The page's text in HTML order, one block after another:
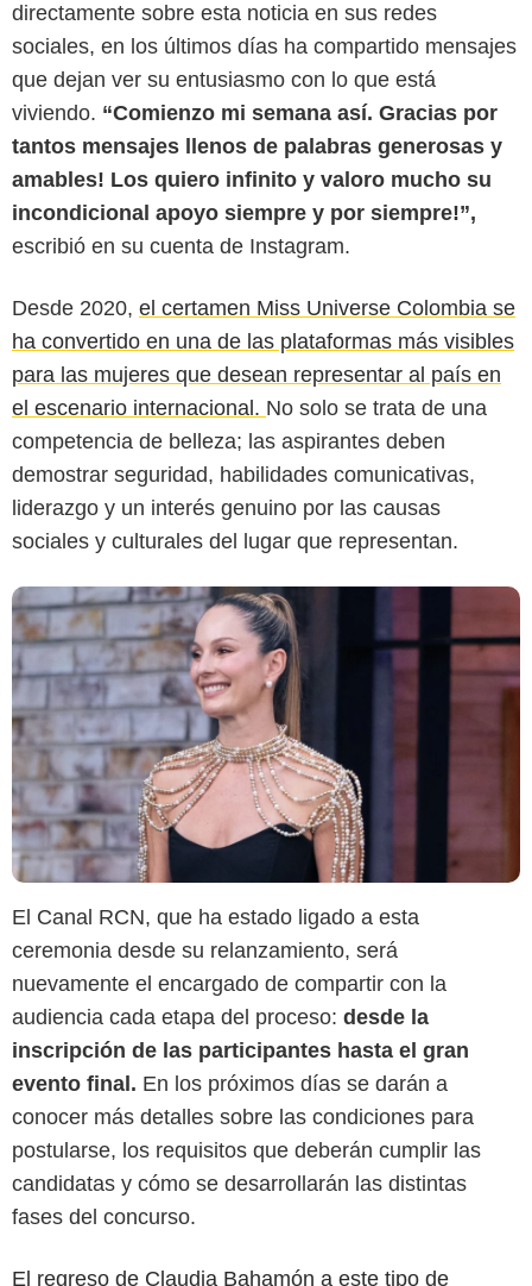
directamente sobre esta noticia en sus redes
sociales, en los últimos días ha compartido mensajes
que dejan ver su entusiasmo con lo que está
viviendo. “Comienzo mi semana así. Gracias por
tantos mensajes llenos de palabras generosas y
amables! Los quiero infinito y valoro mucho su
incondicional apoyo siempre y por siempre!”,
escribió en su cuenta de Instagram.
Desde 2020, el certamen Miss Universe Colombia se
ha convertido en una de las plataformas más visibles
para las mujeres que desean representar al país en
el escenario internacional. No solo se trata de una
competencia de belleza; las aspirantes deben
demostrar seguridad, habilidades comunicativas,
liderazgo y un interés genuino por las causas
sociales y culturales del lugar que representan.
SuperLike
El Canal RCN, que ha estado ligado a esta
ceremonia desde su relanzamiento, será
nuevamente el encargado de compartir con la
audiencia cada etapa del proceso: desde la
inscripción de las participantes hasta el gran
evento final. En los próximos días se darán a
conocer más detalles sobre las condiciones para
postularse, los requisitos que deberán cumplir las
candidatas y cómo se desarrollarán las distintas
fases del concurso.
El regreso de Claudia Bahamón a este tipo de